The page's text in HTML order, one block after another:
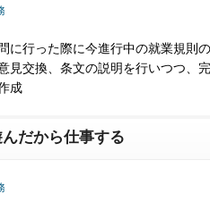
に行った際に今進行中の就業規則
見交換、条文の説明を行いつつ
成
だから仕事する